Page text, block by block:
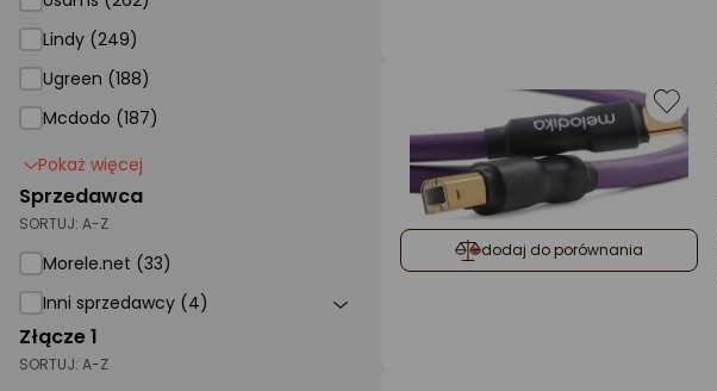
Lindy (249)
Ugreen (188)
Mcdodo (187)
Pokaż więcej
Sprzedawca
SORTUJ: A-Z
Morele.net (33)
Inni sprzedawcy (4)
Złącze 1
SORTUJ: A-Z
dodaj do porównania